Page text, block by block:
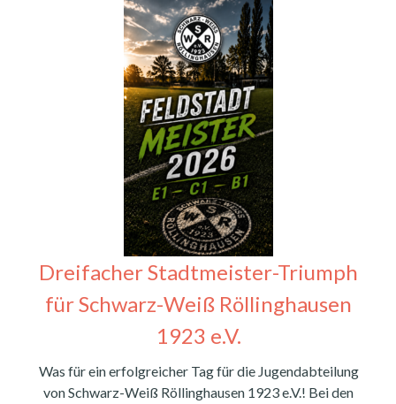
Dreifacher Stadtmeister-Triumph
für Schwarz-Weiß Röllinghausen
1923 e.V.
Was für ein erfolgreicher Tag für die Jugendabteilung
von Schwarz-Weiß Röllinghausen 1923 e.V.! Bei den